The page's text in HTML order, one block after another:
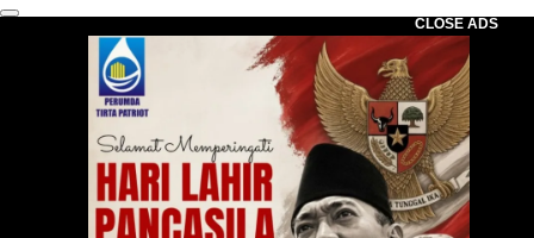
CLOSE ADS